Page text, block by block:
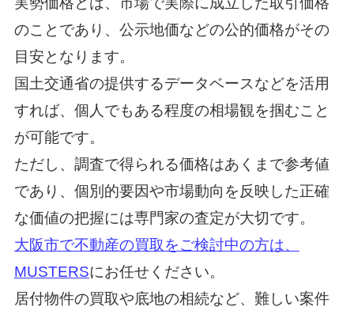
のことであり、公示地価などの公的価格がその
目安となります。
国土交通省の提供するデータベースなどを活用
すれば、個人でもある程度の相場観を掴むこと
が可能です。
ただし、調査で得られる価格はあくまで参考値
であり、個別的要因や市場動向を反映した正確
な価値の把握には専門家の査定が大切です。
大阪市で不動産の買取をご検討中の方は、
MUSTERSにお任せください。
居付物件の買取や底地の相続など、難しい案件